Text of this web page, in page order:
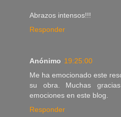
Abrazos intensos!!!
Responder
Anónimo 19:25:00
Me ha emocionado este
su obra. Muchas
emociones en este blog.
Responder